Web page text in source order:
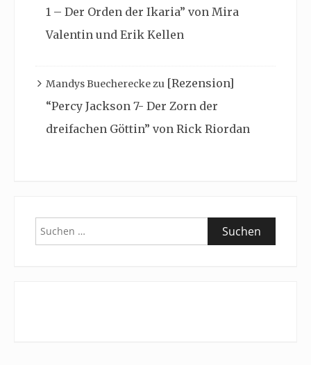
1 – Der Orden der Ikaria” von Mira
Valentin und Erik Kellen
Mandys Buechereckezu [Rezension]
“Percy Jackson 7- Der Zorn der
dreifachen Göttin” von Rick Riordan
Suchen
nach: